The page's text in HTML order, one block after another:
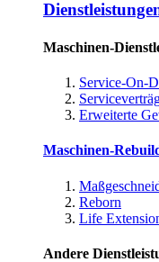
Maschinen-
Service-On-
Erweiterte
Maschinen-
Reborn
Life
Andere